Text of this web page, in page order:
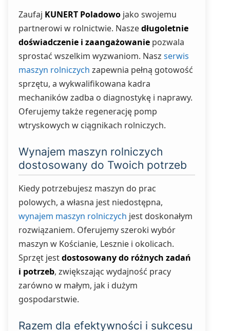
Zaufaj KUNERT Poladowo jako swojemu
partnerowi w rolnictwie. Naszedługoletnie
doświadczenie i zaangażowanie pozwala
sprostać wszelkim wyzwaniom. Nasz serwis
maszyn rolniczych zapewnia pełną gotowość
sprzętu, a wykwalifikowana kadra
mechaników zadba o diagnostykę i naprawy.
Oferujemy także regenerację pomp
wtryskowych w ciągnikach rolniczych.
Wynajem maszyn rolniczych
dostosowany do Twoich potrzeb
Kiedy potrzebujesz maszyn do prac
polowych, a własna jest niedostępna,
wynajem maszyn rolniczych jest doskonałym
rozwiązaniem. Oferujemy szeroki wybór
maszyn w Kościanie, Lesznie i okolicach.
Sprzęt jestdostosowany do różnych zadań
i potrzeb, zwiększając wydajność pracy
zarówno w małym, jak i dużym
gospodarstwie.
Razem dla efektywności i sukcesu